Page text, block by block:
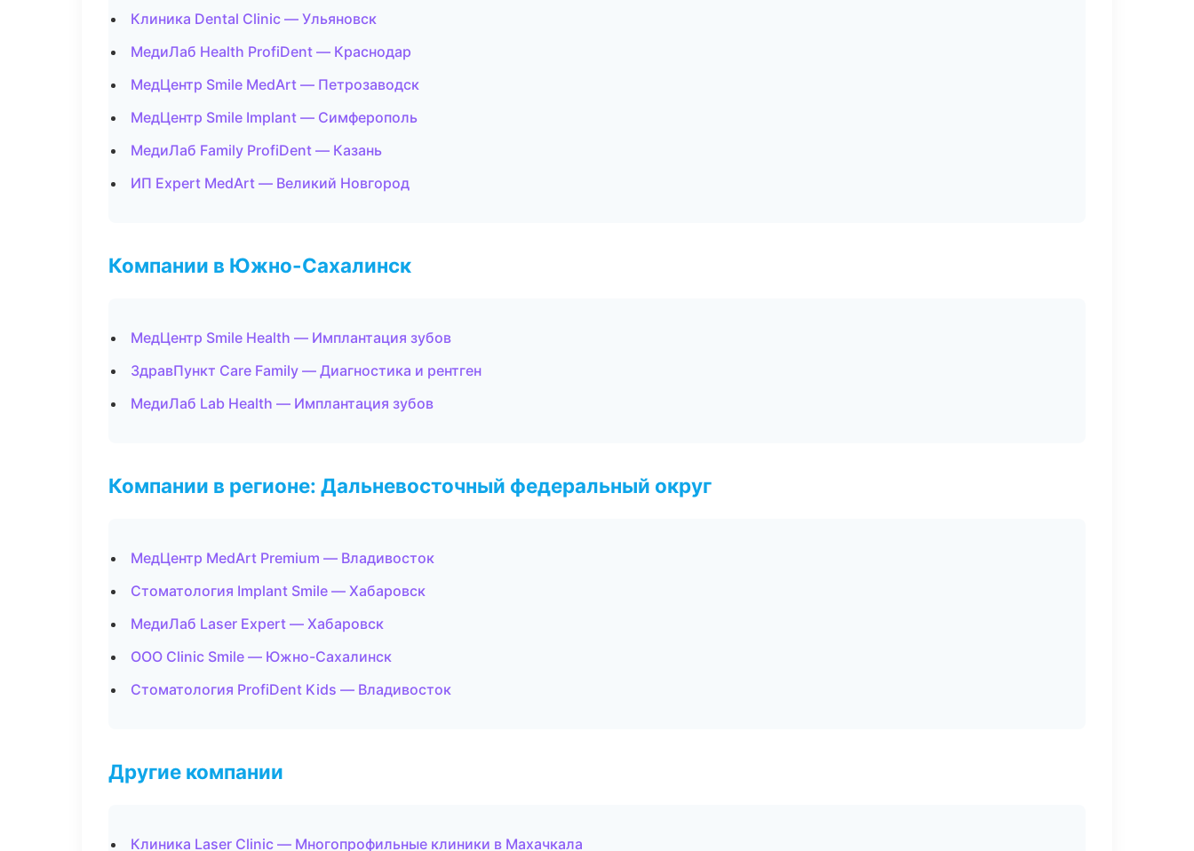
Клиника Dental Clinic — Ульяновск
МедиЛаб Health ProfiDent — Краснодар
МедЦентр Smile MedArt — Петрозаводск
МедЦентр Smile Implant — Симферополь
МедиЛаб Family ProfiDent — Казань
ИП Expert MedArt — Великий Новгород
Компании в Южно-Сахалинск
МедЦентр Smile Health — Имплантация зубов
ЗдравПункт Care Family — Диагностика и рентген
МедиЛаб Lab Health — Имплантация зубов
Компании в регионе: Дальневосточный федеральный округ
МедЦентр MedArt Premium — Владивосток
Стоматология Implant Smile — Хабаровск
МедиЛаб Laser Expert — Хабаровск
ООО Clinic Smile — Южно-Сахалинск
Стоматология ProfiDent Kids — Владивосток
Другие компании
Клиника Laser Clinic — Многопрофильные клиники в Махачкала